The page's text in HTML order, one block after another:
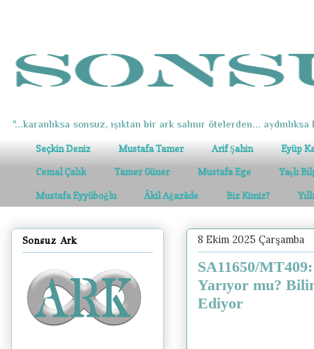
"...karanlıksa sonsuz, ışıktan bir ark salınır ötelerden... aydınlıksa
Seçkin Deniz Mustafa Tamer Arif Şahin Eyüp
Cemal Çalık Tamer Güner Mustafa Ege Yaşlı
Mustafa Eyyüboğlu Âkil Ağazâde Biz Kimiz?
8 Ekim 2025 Çarşamba
SA11650/
Yarıyor mu?
Ediyor
Sonsuz Ark